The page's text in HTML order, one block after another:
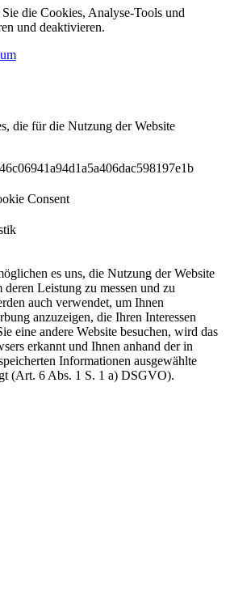
die Cookies, Analyse-Tools und
und deaktivieren.
die für die Nutzung der Website
Consent
es uns, die Nutzung der Website
deren Leistung zu messen und zu
auch verwendet, um Ihnen
anzuzeigen, die Ihren Interessen
eine andere Website besuchen, wird das
erkannt und Ihnen anhand der in
Informationen ausgewählte
(Art. 6 Abs. 1 S. 1 a) DSGVO).